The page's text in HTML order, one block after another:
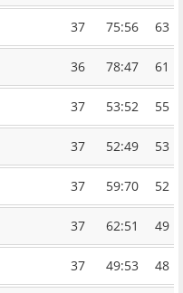
37 75:56 63
36 78:47 61
37 53:52 55
37 52:49 53
37 59:70 52
37 62:51 49
37 49:53 48